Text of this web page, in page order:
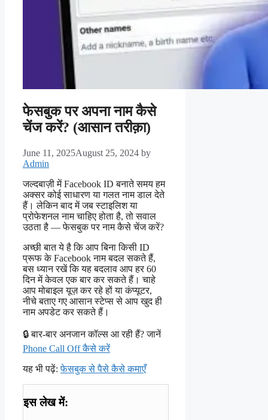
फेसबुक पर अपना नाम कैसे
चेंज करें? (आसान तरीक़ा)
June 11, 2025August 25, 2024 by
Admin
जल्दबाज़ी में Facebook ID बनाते समय हम
अक्सर कोई साधारण या गलत नाम डाल देते
हैं। लेकिन बाद में जब स्टाइलिश या
प्रोफेशनल नाम चाहिए होता है, तो सवाल
उठता है — फेसबुक पर नाम कैसे चेंज करें?
अच्छी बात ये है कि आप बिना किसी ID
प्रूफ के Facebook नाम बदल सकते हैं,
बस ध्यान रखें कि यह बदलाव आप हर 60
दिन में केवल एक बार कर सकते हैं। चाहे
आप मोबाइल यूज़ कर रहे हों या कंप्यूटर,
नीचे बताए गए आसान स्टेप्स से आप खुद ही
नाम अपडेट कर सकते हैं।
🔒 बार-बार अनजान कॉल्स आ रही हैं? जानें
Phone Call Off कैसे करें
यह भी पढ़ें:फेसबुक से पैसे कैसे कमाएँ
इस लेख में: